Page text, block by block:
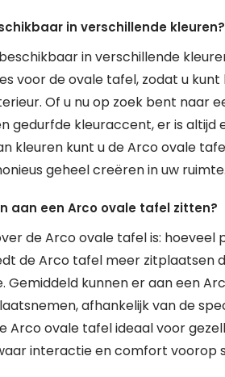
in verschillende kleuren?
in verschillende
voor de ovale tafel, zodat u
Of u nu op zoek bent naar
gedurfde kleuraccent, er is altijd
kleuren kunt u de Arco ovale
geheel creëren in uw ruimte.
aan een Arco ovale tafel zitten?
de Arco ovale tafel is: hoeveel
de Arco tafel meer
kunnen er aan een
afhankelijk van de
Arco ovale tafel ideaal voor
interactie en comfort voorop